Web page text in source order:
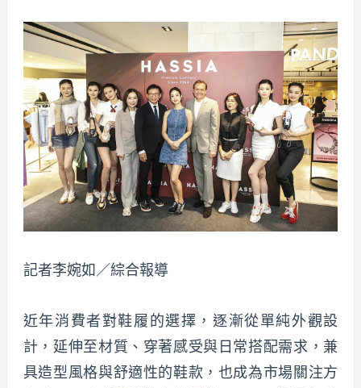
記者李婉如／綜合報導
近年消費者對鞋履的選擇，逐漸從單純外觀設
計，延伸至材質、穿著感受與日常搭配需求，兼
具造型風格與舒適性的鞋款，也成為市場關注方